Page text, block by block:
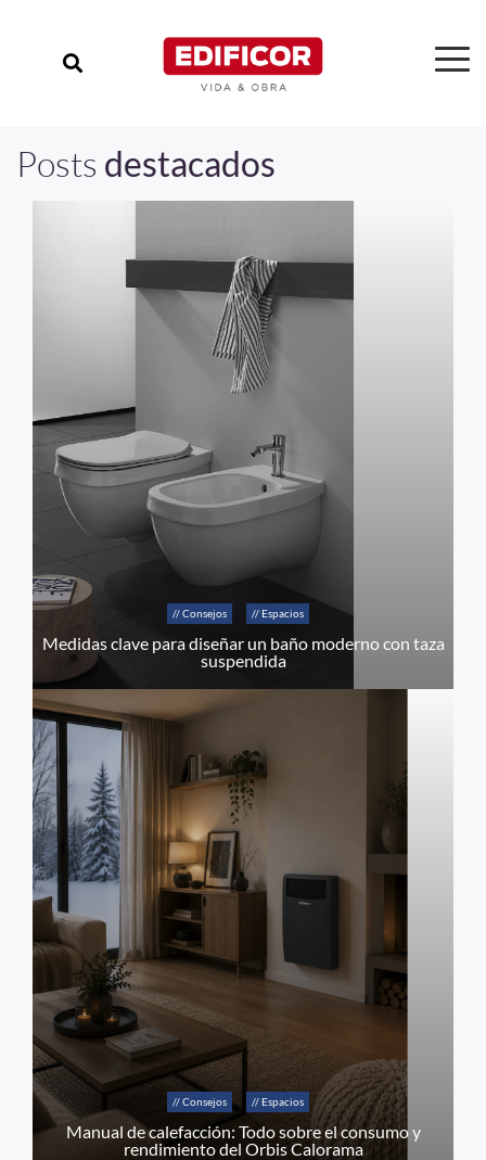
Posts destacados
// Consejos // Espacios
Medidas clave para diseñar un baño moderno con taza
suspendida
// Consejos // Espacios
Manual de calefacción: Todo sobre el consumo y
rendimiento del Orbis Calorama